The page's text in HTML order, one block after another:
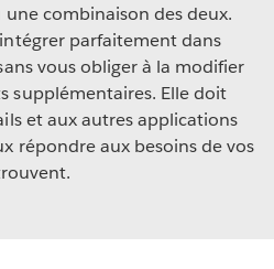
combinaison des deux.
parfaitement dans
vous obliger à la modifier
supplémentaires. Elle doit
et aux autres applications
répondre aux besoins de vos